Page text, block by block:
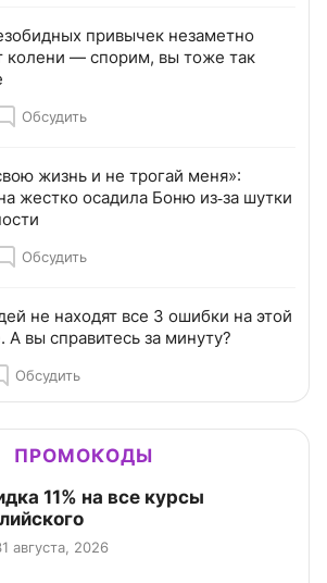
привычек незаметно
колени — спорим, вы тоже так
Обсудить
жизнь и не трогай меня»:
жестко осадила Боню из‑за шутки
Обсудить
не находят все 3 ошибки на этой
А вы справитесь за минуту?
Обсудить
ПРОМОКОДЫ
11% на все курсы
августа, 2026